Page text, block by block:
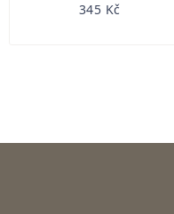
345 Kč